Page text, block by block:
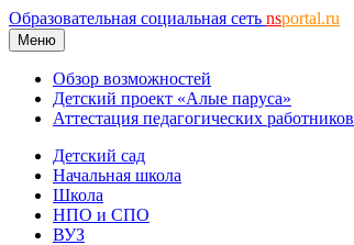
Образовательная социальная сеть nsportal.ru
Меню
Обзор возможностей
Детский проект «Алые паруса»
Аттестация педагогических работников
Детский сад
Начальная школа
Школа
НПО и СПО
ВУЗ